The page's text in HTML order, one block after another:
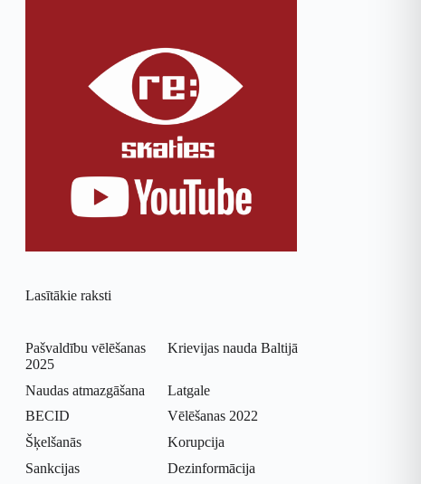
Lasītākie raksti
Pašvaldību vēlēšanas
2025
Krievijas nauda Baltijā
Naudas atmazgāšana
Latgale
BECID
Vēlēšanas 2022
Šķelšanās
Korupcija
Sankcijas
Dezinformācija